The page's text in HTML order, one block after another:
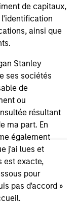
de capitaux,
ainsi que
Stanley
ses sociétés
de
ou
résultant
ma part. En
également
j'ai lues et
est exacte,
pour
pas d'accord »
herein does
as an
to sell or a
in any
the
jurisdiction.
of principal.
for important
risk